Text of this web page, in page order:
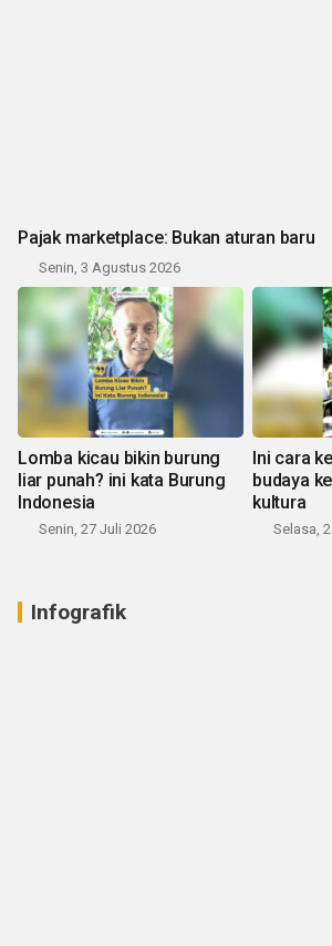
Pajak marketplace: Bukan aturan baru
Senin, 3 Agustus 2026
Lomba kicau bikin burung
liar punah? ini kata Burung
Indonesia
Senin, 27 Juli 2026
Ini cara
budaya
kultura
Selasa,
Infografik